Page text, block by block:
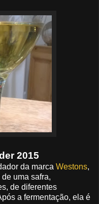
2015
da marca Westons,
uma safra,
de diferentes
a fermentação, ela é